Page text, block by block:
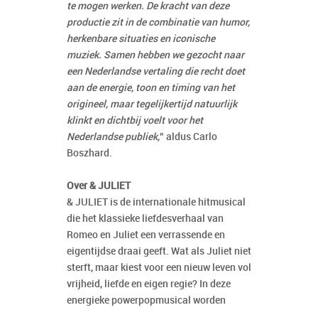
te mogen werken. De kracht van deze
productie zit in de combinatie van humor,
herkenbare situaties en iconische
muziek. Samen hebben we gezocht naar
een Nederlandse vertaling die recht doet
aan de energie, toon en timing van het
origineel, maar tegelijkertijd natuurlijk
klinkt en dichtbij voelt voor het
Nederlandse publiek,” aldus Carlo
Boszhard.
Over & JULIET
& JULIET is de internationale hitmusical
die het klassieke liefdesverhaal van
Romeo en Juliet een verrassende en
eigentijdse draai geeft. Wat als Juliet niet
sterft, maar kiest voor een nieuw leven vol
vrijheid, liefde en eigen regie? In deze
energieke powerpopmusical worden